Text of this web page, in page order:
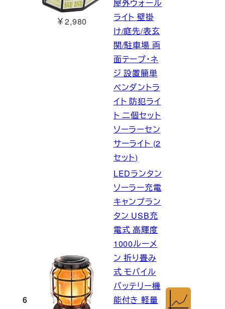
￥2,980
屋外ウォール
ライト 壁掛
け/庭先/表玄
関/駐車場 両
面テープ・ネ
ジ 設置簡単
ペンダントラ
イト 防犯ライ
ト 二個セット
ソーラーセン
サーライト (2
セット)
6
LEDランタン
ソーラー充電
キャンプラン
タン USB充
電式 高輝度
1000ルーメ
ン 折り畳み
式 モバイル
バッテリー機
能付き 軽量